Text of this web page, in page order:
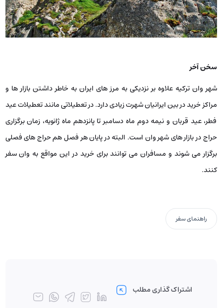
سخن آخر
شهر وان ترکیه علاوه بر نزدیکی به مرز های ایران به خاطر داشتن بازار ها و
مراکز خرید در بین ایرانیان شهرت زیادی دارد. در تعطیلاتی مانند تعطیلات عید
فطر، عید قربان و نیمه دوم ماه دسامبر تا پانزدهم ماه ژانویه، زمان برگزاری
حراج در بازار های شهر وان است. البته در پایان هر فصل هم حراج ‌های فصلی
برگزار می ‌شوند و مسافران می ‌توانند برای خرید در این مواقع به وان سفر
کنند.
راهنمای سفر
اشتراک گذاری مطلب